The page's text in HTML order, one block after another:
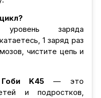
уровень заряда
1 заряд раз
чистите цепь и
Гоби K45 — это
и подростков,